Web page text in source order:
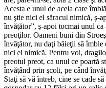
Acesta e unul de aceia care
nu ştie nici el săracul nimică, ş-
învăţător”, ş-apoi tocmai unul ca
preoţilor. Oameni buni din
învăţător, nu daţi băieţii să îmble
nici el nimică. Pentru voi,
preotul preot, ca unul ce poartă
învăţând prin şcoli, pe când
Staţi să vă întreb, cine se cade